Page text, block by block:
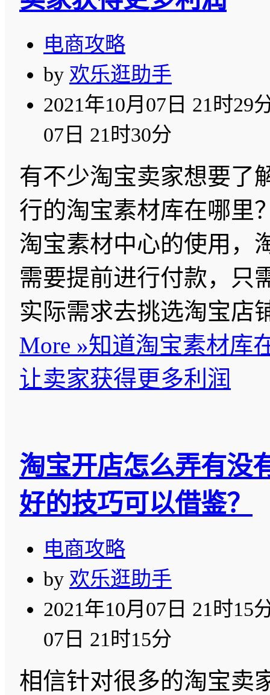
电商攻略
by 欢乐逛助手
2021年10月07日 21时29
07日 21时30分
有不少淘宝卖家想要了
行的淘宝素材库在哪里
淘宝素材中心的使用，
需要提前进行付款，只
实际需求去挑选淘宝
More »知道淘宝素材库
让卖家获得更多利润
淘宝开店怎么弄有没
好的技巧可以借鉴？
电商攻略
by 欢乐逛助手
2021年10月07日 21时15
07日 21时15分
相信针对很多的淘宝卖